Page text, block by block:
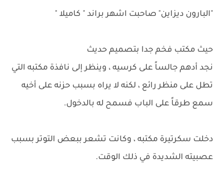
"البارون ديزاين" صاحبت اشهر براند " كاميلا "
حيث مكتب فخم جدا بتصميم حديث
نجد أدهم جالساً على كرسيه ، وينظر إلى نافذة مكتبه التي
تطل على منظر رائع ، لكنه لا يراه بسبب حزنه على أخيه
سمع طرقاً على الباب فسمح له بالدخول.
دخلت سكرتيرة مكتبه ، وكانت تشعر ببعض التوتر بسبب
عصبيته الشديدة في ذلك الوقت.